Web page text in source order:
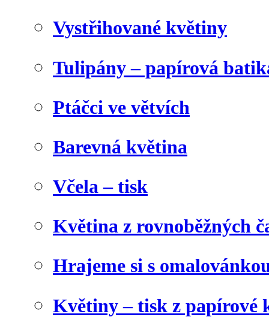
Vystřihované květiny
Tulipány – papírová
Ptáčci ve větvích
Barevná květina
Včela – tisk
Květina z rovnoběžných
Hrajeme si s
Květiny – tisk z papírové